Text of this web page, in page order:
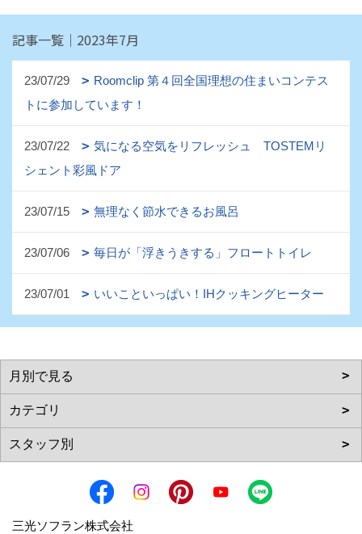
記事一覧｜2023年7月
23/07/29
Roomclip 第４回全国理想の住まいコンテス
トに参加しています！
23/07/22
気になる空気をリフレッシュ TOSTEMリ
シェント彩風ドア
23/07/15 無理なく節水できるお風呂
23/07/06 毎日が「浮きうきする」フロートトイレ
23/07/01 いいこといっぱい！IHクッキングヒーター
三光ソフラン株式会社